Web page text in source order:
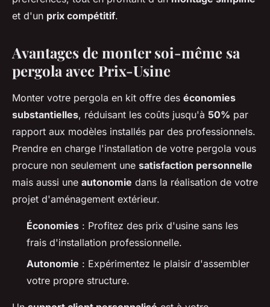
et d'un prix compétitif.
Avantages de monter soi-même sa
pergola avec Prix-Usine
Monter votre pergola en kit offre des économies
substantielles, réduisant les coûts jusqu'à 50% par
rapport aux modèles installés par des professionnels.
Prendre en charge l'installation de votre pergola vous
procure non seulement une satisfaction personnelle
mais aussi une autonomie dans la réalisation de votre
projet d'aménagement extérieur.
Économies : Profitez des prix d'usine sans les
frais d'installation professionnelle.
Autonomie : Expérimentez le plaisir d'assembler
votre propre structure.